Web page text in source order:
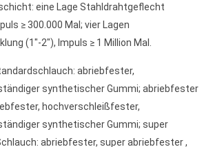
eine Lage Stahldrahtgeflecht
≥ 300.000 Mal; vier Lagen
(1"-2"), Impuls ≥ 1 Million Mal.
abriebfester,
synthetischer Gummi; abriebfester
hochverschleißfester,
synthetischer Gummi; super
abriebfester, super abriebfester ,